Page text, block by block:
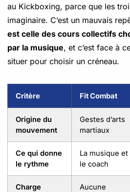
au Kickboxing, parce que les
imaginaire. C’est un mauvais
est celle des cours collectifs
par la musique, et c’est face à
situer pour choisir un créneau.
Critère Fit Combat
Origine du
mouvement
Gestes d’arts
martiaux
Ce qui donne
le rythme
La musique et
le coach
Charge
Aucune